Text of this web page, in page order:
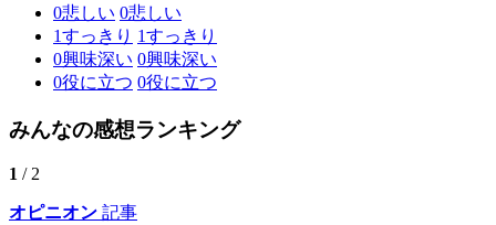
0悲しい 0悲しい
1すっきり 1すっきり
0興味深い 0興味深い
0役に立つ 0役に立つ
みんなの感想ランキング
1 / 2
オピニオン 記事